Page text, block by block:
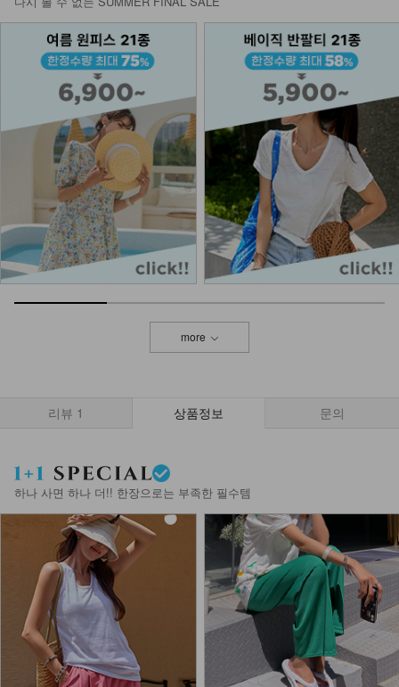
more
리뷰 1 상품정보 문의
하나 사면 하나 더!! 한장으로는 부족한 필수템